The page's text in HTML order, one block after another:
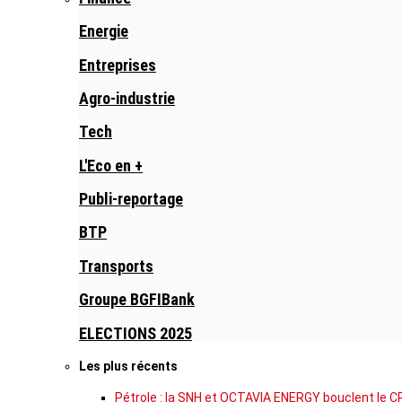
Energie
Entreprises
Agro-industrie
Tech
L'Eco en +
Publi-reportage
BTP
Transports
Groupe BGFIBank
ELECTIONS 2025
Les plus récents
Pétrole : la SNH et OCTAVIA ENERGY bouclent le